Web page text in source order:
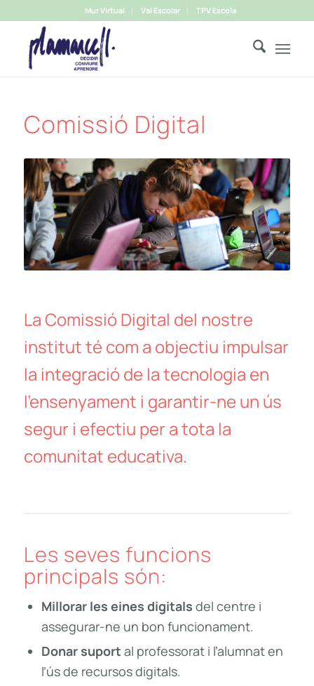
Mur Virtual Val Escolar TPV Escola
Comissió Digital
La Comissió Digital del nostre
institut té com a objectiu impulsar
la integració de la tecnologia en
l’ensenyament i garantir-ne un ús
segur i efectiu per a tota la
comunitat educativa.
Les seves funcions
principals són:
Millorar les eines digitals del centre i
assegurar-ne un bon funcionament.
Donar suport al professorat i l’alumnat en
l’ús de recursos digitals.